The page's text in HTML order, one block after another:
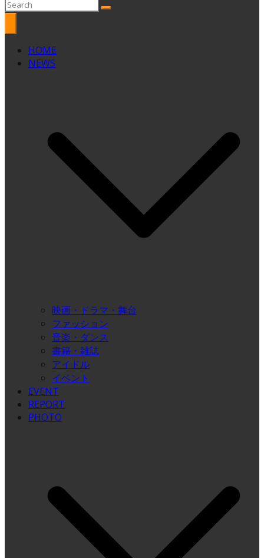
HOME
NEWS
映画・ドラマ・舞台
ファッション
音楽・ダンス
書籍・雑誌
アイドル
イベント
EVENT
REPORT
PHOTO